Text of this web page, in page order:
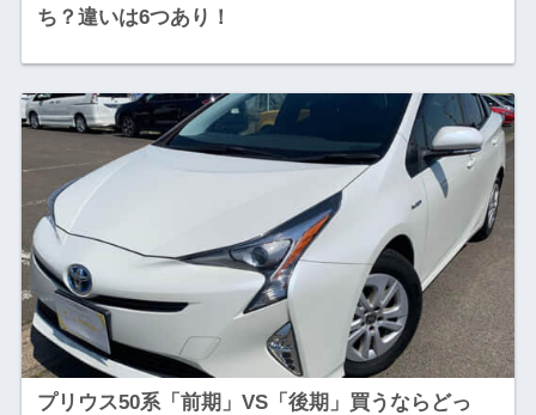
ち？違いは6つあり！
プリウス50系「前期」VS「後期」買うならどっ